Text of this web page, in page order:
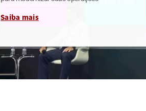
Saiba mais